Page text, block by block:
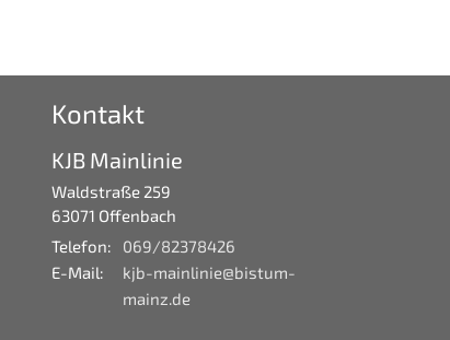
Kontakt
KJB Mainlinie
Waldstraße 259
63071 Offenbach
Telefon:
069/82378426
E-Mail:
kjb-mainlinie@bistum-
mainz.de